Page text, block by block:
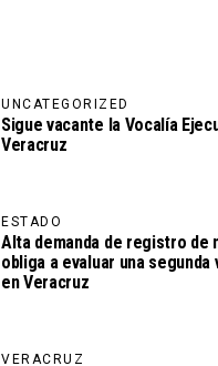
UNCATEGORIZED
Sigue vacante la Vocalía
Veracruz
ESTADO
Alta demanda de registro de
obliga a evaluar una segunda
en Veracruz
VERACRUZ